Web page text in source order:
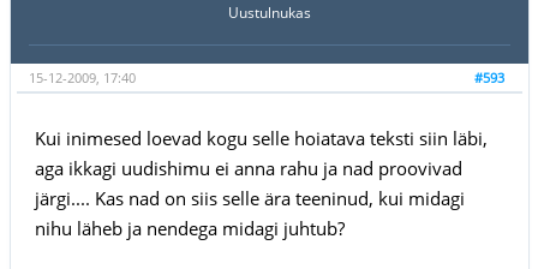
Uustulnukas
#593
15-12-2009, 17:40
Kui inimesed loevad kogu selle hoiatava teksti siin läbi,
aga ikkagi uudishimu ei anna rahu ja nad proovivad
järgi.... Kas nad on siis selle ära teeninud, kui midagi
nihu läheb ja nendega midagi juhtub?